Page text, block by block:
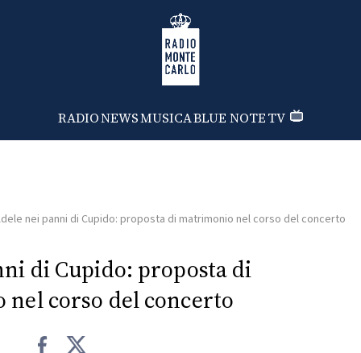
Radio Monte Carlo
RADIONEWSMUSICABLUE NOTETV
nei panni di Cupido: proposta di matrimonio nel corso del concerto
di Cupido: proposta di
corso del concerto